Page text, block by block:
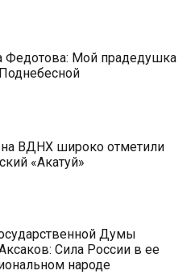
Федотова: Мой прадедушка
ВДНХ широко отметили
«Акатуй»
Думы
Сила России в ее
народе